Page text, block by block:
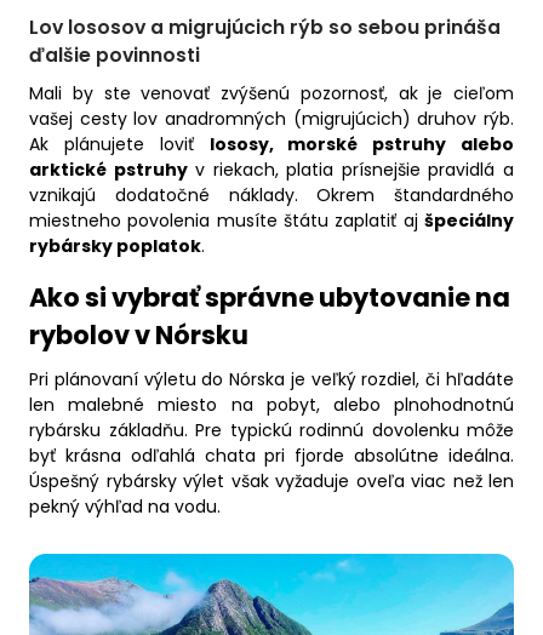
Lov lososov a migrujúcich rýb so sebou prináša
ďalšie povinnosti
Mali by ste venovať zvýšenú pozornosť, ak je cieľom
vašej cesty lov anadromných (migrujúcich) druhov rýb.
Ak plánujete loviť lososy, morské pstruhy alebo
arktické pstruhyv riekach, platia prísnejšie pravidlá a
vznikajú dodatočné náklady. Okrem štandardného
miestneho povolenia musíte štátu zaplatiť aj špeciálny
rybársky poplatok.
Ako si vybrať správne ubytovanie na
rybolov v Nórsku
Pri plánovaní výletu do Nórska je veľký rozdiel, či hľadáte
len malebné miesto na pobyt, alebo plnohodnotnú
rybársku základňu. Pre typickú rodinnú dovolenku môže
byť krásna odľahlá chata pri fjorde absolútne ideálna.
Úspešný rybársky výlet však vyžaduje oveľa viac než len
pekný výhľad na vodu.